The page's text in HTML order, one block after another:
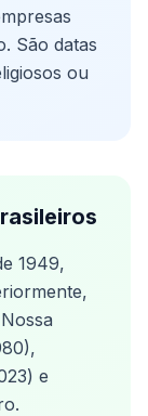
São datas
ou
1949,
e